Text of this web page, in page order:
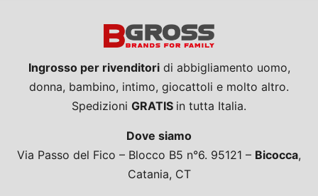
Ingrosso per rivenditoridi abbigliamento uomo,
donna, bambino, intimo, giocattoli e molto altro.
Spedizioni GRATIS in tutta Italia.
Dove siamo
Via Passo del Fico – Blocco B5 n°6. 95121 – Bicocca,
Catania, CT